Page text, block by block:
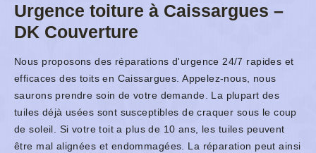
Urgence toiture à Caissargues –
DK Couverture
Nous proposons des réparations d'urgence 24/7 rapides et
efficaces des toits en Caissargues. Appelez-nous, nous
saurons prendre soin de votre demande. La plupart des
tuiles déjà usées sont susceptibles de craquer sous le coup
de soleil. Si votre toit a plus de 10 ans, les tuiles peuvent
être mal alignées et endommagées. La réparation peut ainsi